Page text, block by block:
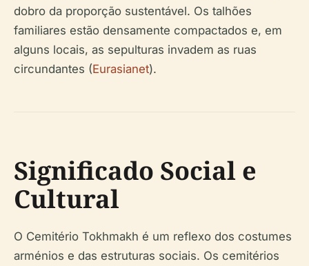
dobro da proporção sustentável. Os talhões
familiares estão densamente compactados e, em
alguns locais, as sepulturas invadem as ruas
circundantes (Eurasianet).
Significado Social e
Cultural
O Cemitério Tokhmakh é um reflexo dos costumes
arménios e das estruturas sociais. Os cemitérios